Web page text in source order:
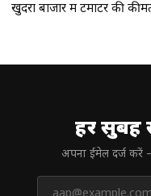
खुदरा बाजार में टमाटर की
हर
अपना ईमेल दर्ज करें